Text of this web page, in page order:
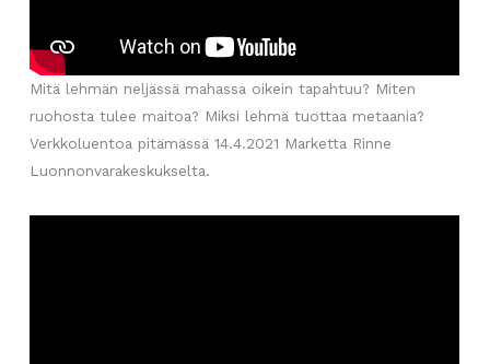
Mitä lehmän neljässä mahassa oikein tapahtuu? Miten
ruohosta tulee maitoa? Miksi lehmä tuottaa metaania?
Verkkoluentoa pitämässä 14.4.2021 Marketta Rinne
Luonnonvarakeskukselta.